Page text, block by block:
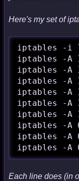
Here's my set of
iptables -i
iptables -A
iptables -A
iptables -A
iptables -A
iptables -A
iptables -A
iptables -A
iptables -A
iptables -A
Each line does (in